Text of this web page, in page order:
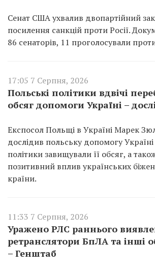
Сенат США ухвалив двопартійний
посилення санкцій проти Росії.
86 сенаторів, 11 проголосували
17:05 7 Серпня, 2026
Польські політики вдвічі
обсяг допомоги Україні –
Експосол Польщі в Україні Марек
дослідив польську допомогу Україні
політики завищували її обсяг, а
позитивний вплив українських
країни.
11:33 7 Серпня, 2026
Уражено РЛС раннього
ретранслятори БпЛА та інші
– Генштаб